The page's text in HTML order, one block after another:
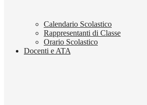
Calendario Scolastico
Rappresentanti di Classe
Orario Scolastico
Docenti e ATA